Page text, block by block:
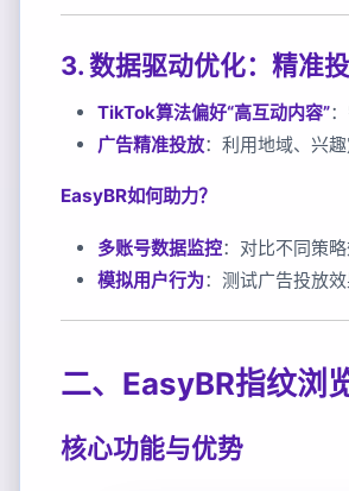
3. 数据驱动优化：精准
TikTok算法偏好“高互动内容”
广告精准投放：利用地域、兴
EasyBR如何助力？
多账号数据监控：对比不同策略
模拟用户行为：测试广告投放
二、EasyBR指纹浏
核心功能与优势